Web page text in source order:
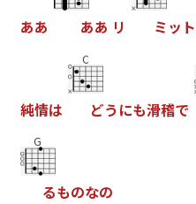
ああ ああ リ ミッ ト
純情は
C
どう にも滑稽で
G
るものなの